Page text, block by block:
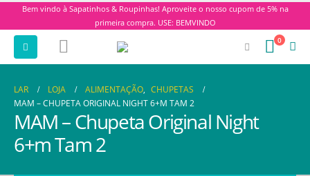
Bem vindo à Sapatinhos & Roupinhas! Aproveite o nosso cupom de 5% na
primeira compra. USE: BEMVINDO
0
LAR LOJA ALIMENTAÇÃO, CHUPETAS
MAM – CHUPETA ORIGINAL NIGHT 6+M TAM 2
MAM – Chupeta Original Night
6+m Tam 2